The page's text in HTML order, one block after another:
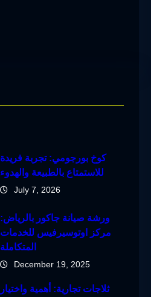
كوخ بورجومي: تجربة فريدة
للاستمتاع بالطبيعة والهدوء
July 7, 2026
ورشة صيانة جاكور بالرياض:
مركز اوتوسيرفيس للخدمات
المتكاملة
December 19, 2025
ثلاجات تجارية: أهمية واختيار